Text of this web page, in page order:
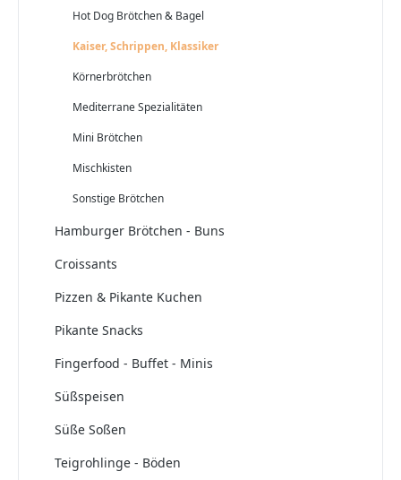
Hot Dog Brötchen & Bagel
Kaiser, Schrippen, Klassiker
Körnerbrötchen
Mediterrane Spezialitäten
Mini Brötchen
Mischkisten
Sonstige Brötchen
Hamburger Brötchen - Buns
Croissants
Pizzen & Pikante Kuchen
Pikante Snacks
Fingerfood - Buffet - Minis
Süßspeisen
Süße Soßen
Teigrohlinge - Böden